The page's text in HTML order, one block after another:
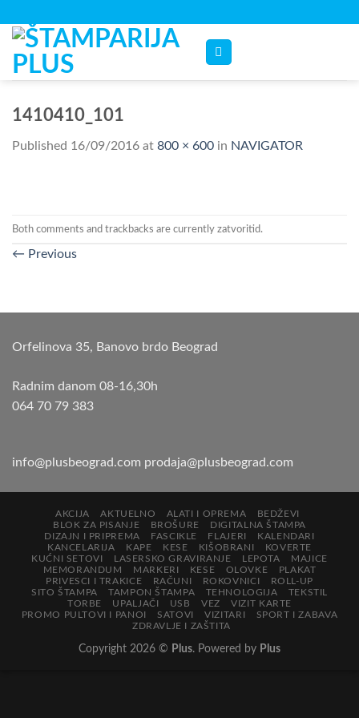
content
1410410_101
Published 16/09/2016 at 800 × 600 in NAVIGATOR
Both comments and trackbacks are currently zatvoritid.
← Previous
Orfelinova 35, Banovo brdo Beograd
Radnim danom 08-16,30h
064 70 79 383
info@plusbeograd.com prodaja@plusbeograd.com
AKCIJA AKTUELNO ALATI I OPREMA
BEDŽEVI
BLOK ZA PISANJE
BROŠURE
DIGITALNA ŠTAMPA
DIZAJN I PRIPREMA
FASCIKLE FLAJERI
KALENDARI
KANCELARIJA
KAPE KESE KIŠOBRANI
KOVERTE
KUĆNI SETOVI
LASERSKO GRAVIRANJE LEPOTA
MAJICE
MEMORANDUM
MARKERI KESE OLOVKE
PLAKAT
PRIVESCI I TRAKICE
RAČUNI ROKOVNICI
ROLL-UP
SITO ŠTAMPA
TAMPON ŠTAMPA TEHNOLOGIJA
TEKSTIL
TORBE
UPALJAČI USB VEZ
VIZIT KARTE
PROMO PULTOVI I PANOI
SATOVI VIZITARI
SPORT I ZABAVA
ZDRAVLJE I ZAŠTITA
Copyright 2026 © Plus. Powered by Plus